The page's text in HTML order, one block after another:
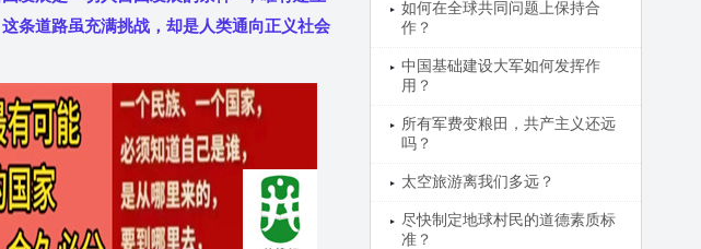
条道路虽充满挑战，却是人类通向正义社会
如何在全球共同问题上保持合
作？
中国基础建设大军如何发挥作
用？
所有军费变粮田，共产主义还远
吗？
太空旅游离我们多远？
尽快制定地球村民的道德素质标
准？